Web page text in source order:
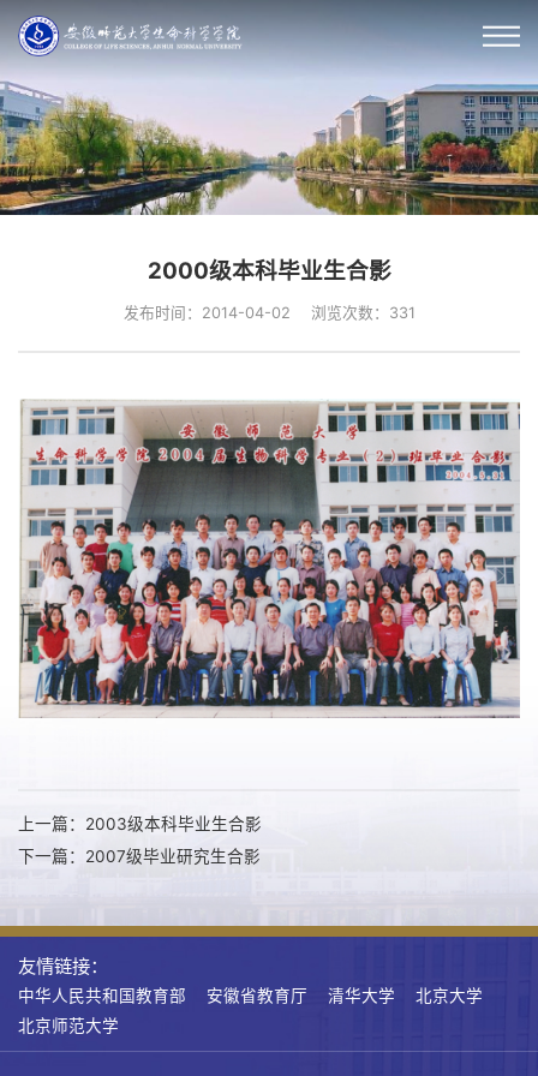
2000级本科毕业生合影
发布时间：2014-04-02 浏览次数： 331
上一篇：2003级本科毕业生合影
下一篇：2007级毕业研究生合影
友情链接：
中华人民共和国教育部 安徽省教育厅 清华大学
北京大学
北京师范大学